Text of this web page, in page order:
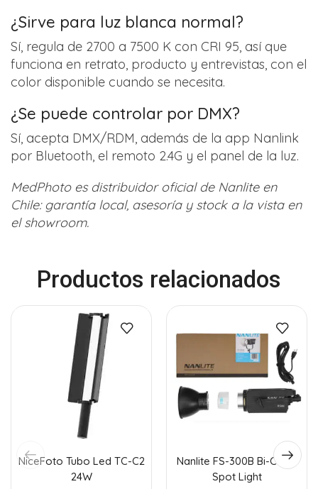
¿Sirve para luz blanca normal?
Sí, regula de 2700 a 7500 K con CRI 95, así que
funciona en retrato, producto y entrevistas, con el
color disponible cuando se necesita.
¿Se puede controlar por DMX?
Sí, acepta DMX/RDM, además de la app Nanlink
por Bluetooth, el remoto 2.4G y el panel de la luz.
MedPhoto es distribuidor oficial de Nanlite en
Chile: garantía local, asesoría y stock a la vista en
el showroom.
Productos relacionados
NiceFoto Tubo Led TC-C2
24W
Nanlite FS-300B Bi-Color
Spot Light